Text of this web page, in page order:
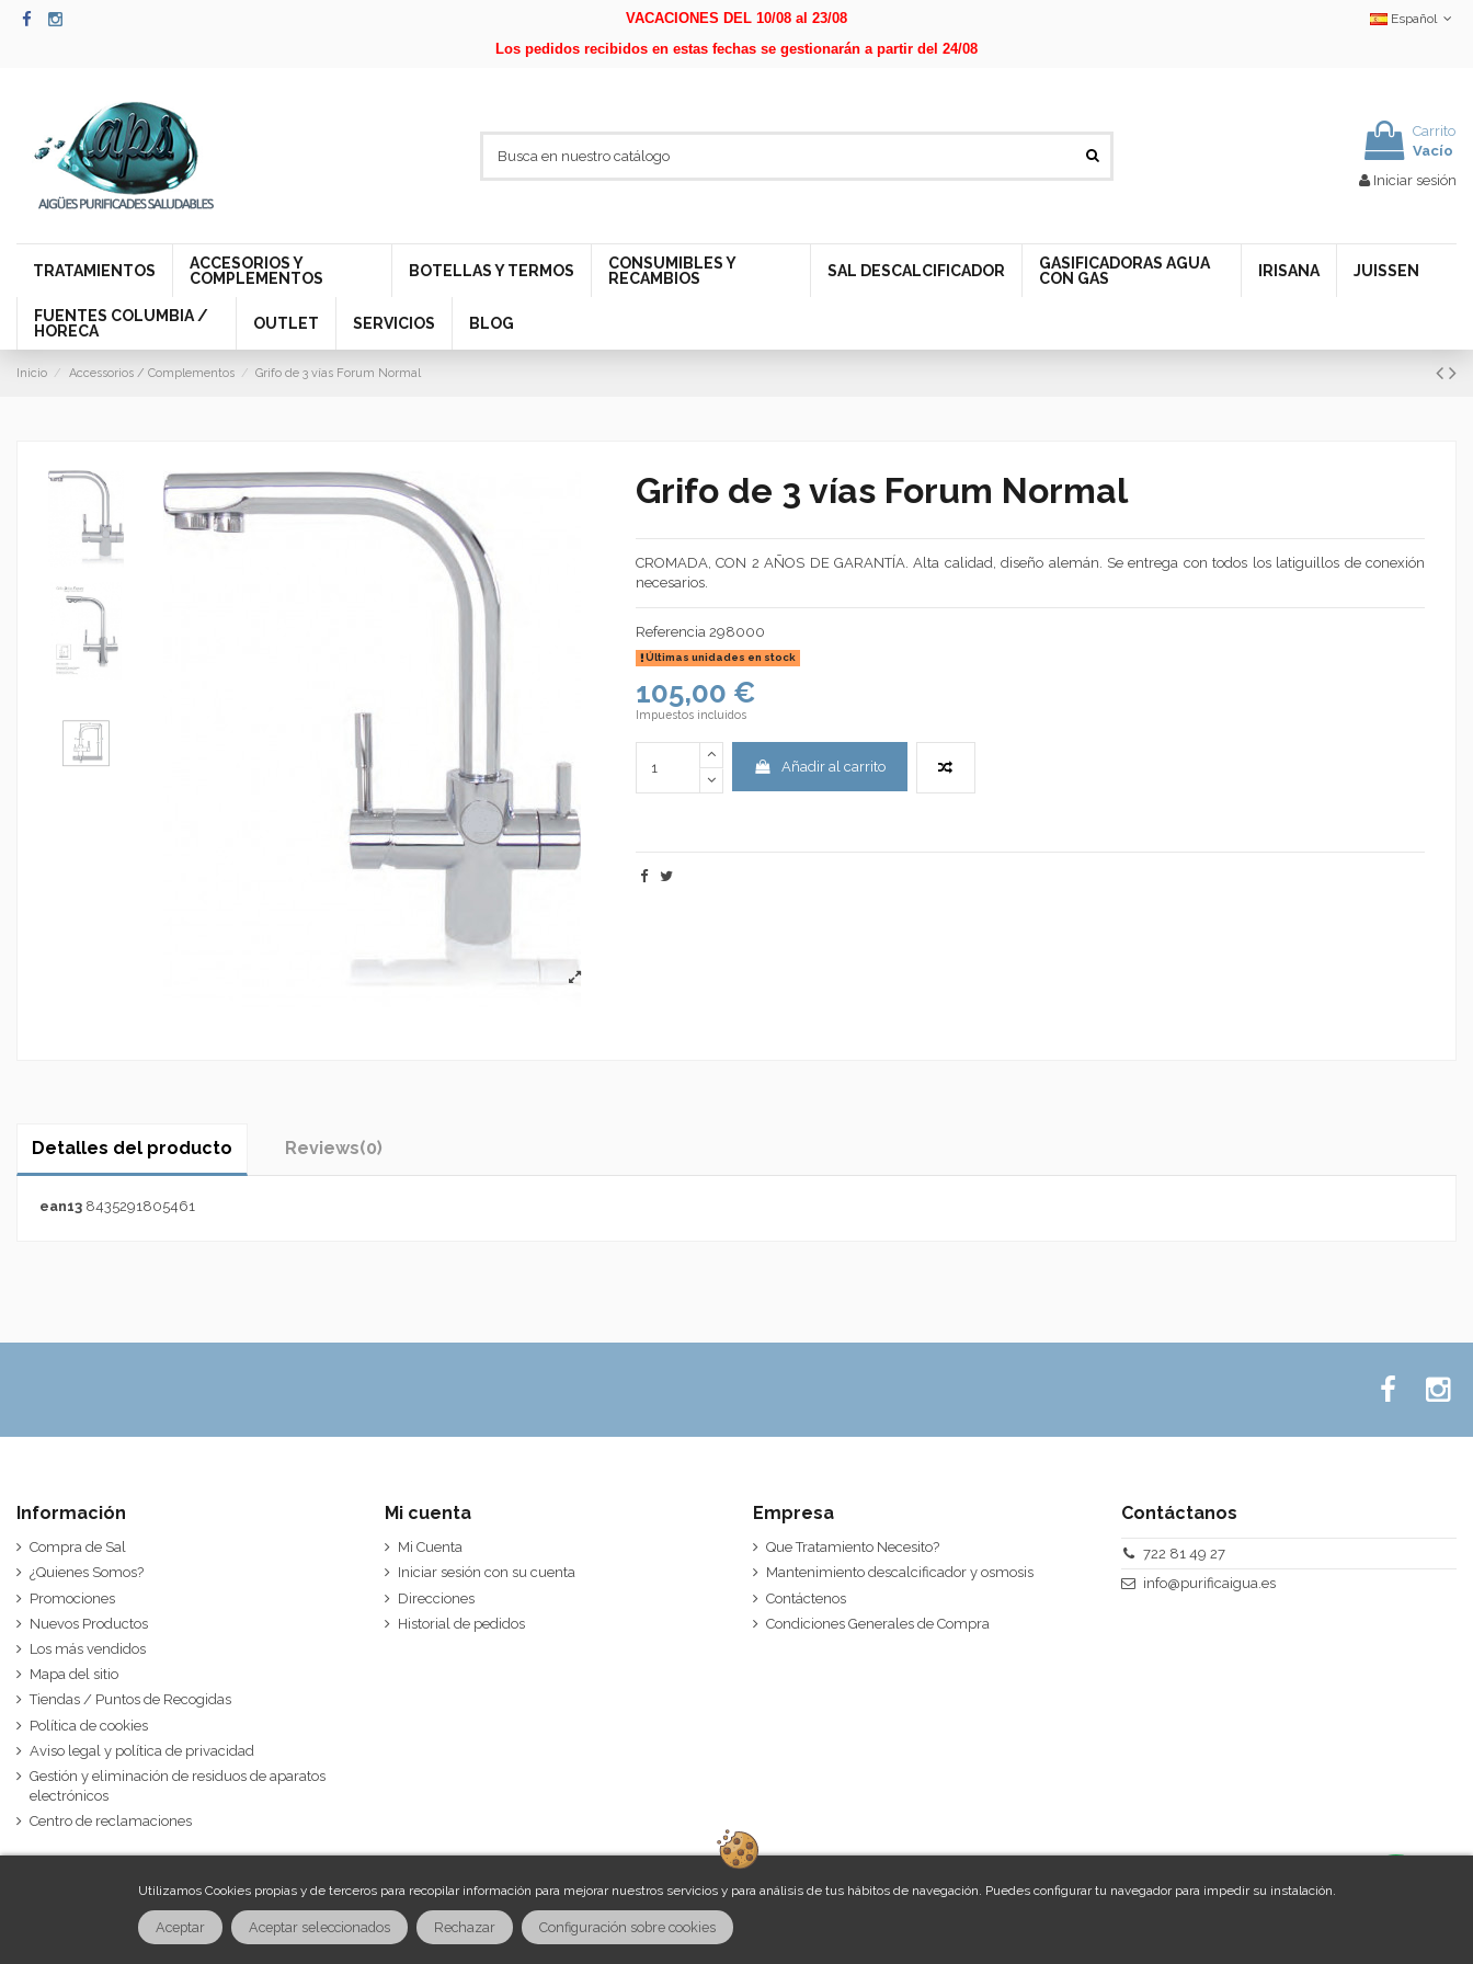
Utilizamos Cookies propias y de terceros para recopilar información para mejorar nuestros servicios y para análisis de tus hábitos de navegación. Puedes configurar tu navegador para impedir su instalación.
Aceptar Aceptar seleccionados Rechazar Configuración sobre cookies
VACACIONES DEL 10/08 al 23/08
Los pedidos recibidos en estas fechas se gestionarán a partir del 24/08
Español
Carrito
Vacío
Iniciar sesión
TRATAMIENTOS
ACCESORIOS Y
COMPLEMENTOS
BOTELLAS Y TERMOS
CONSUMIBLES Y
RECAMBIOS
SAL DESCALCIFICADOR
GASIFICADORAS AGUA
CON GAS
IRISANA JUISSEN
FUENTES COLUMBIA /
HORECA
OUTLET SERVICIOS BLOG
Inicio Accessorios / Complementos Grifo de 3 vías Forum Normal
Grifo de 3 vías Forum Normal
CROMADA, CON 2 AÑOS DE GARANTÍA. Alta calidad, diseño alemán. Se entrega con todos los latiguillos de conexión
necesarios.
Referencia 298000
Últimas unidades en stock
105,00 €
Impuestos incluidos
Añadir al carrito
Detalles del producto Reviews(0)
ean13 8435291805461
Información
Compra de Sal
¿Quienes Somos?
Promociones
Nuevos Productos
Los más vendidos
Mapa del sitio
Tiendas / Puntos de Recogidas
Política de cookies
Aviso legal y política de privacidad
Gestión y eliminación de residuos de aparatos
electrónicos
Centro de reclamaciones
Mi cuenta
Mi Cuenta
Iniciar sesión con su cuenta
Direcciones
Historial de pedidos
Empresa
Que Tratamiento Necesito?
Mantenimiento descalcificador y osmosis
Contáctenos
Condiciones Generales de Compra
Contáctanos
722 81 49 27
info@purificaigua.es
Aigües Purificades Saludables 2021